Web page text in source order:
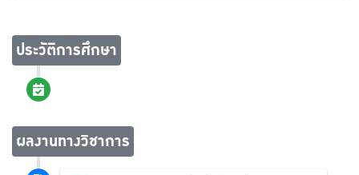
ประวัติการศึกษา
ผลงานทางวิชาการ